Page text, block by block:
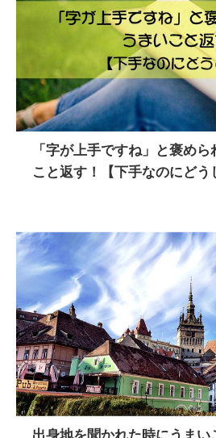
「字が上手ですね」と褒め
こと返す！【下手なのにどう
出身地を聞かれた時にうまい